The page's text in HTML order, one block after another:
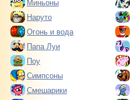
Миньоны
Наруто
Огонь и вода
Папа Луи
Поу
Симпсоны
Смешарики